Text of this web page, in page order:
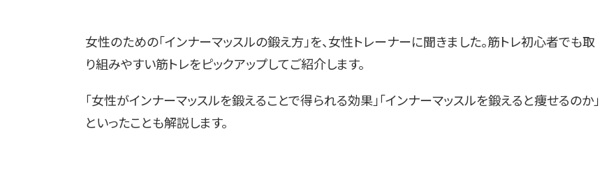
女性のための「インナーマッスルの鍛え方」を、女性トレーナーに聞きました。筋トレ初心者でも取
り組みやすい筋トレをピックアップしてご紹介します。
「女性がインナーマッスルを鍛えることで得られる効果」「インナーマッスルを鍛えると痩せるのか」
といったことも解説します。